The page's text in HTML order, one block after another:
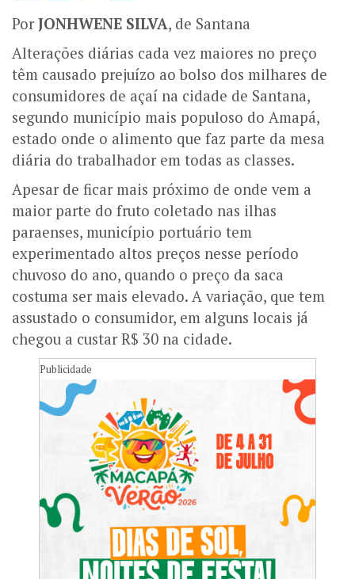
PorJONHWENE SILVA, de Santana
Alterações diárias cada vez maiores no preço
têm causado prejuízo ao bolso dos milhares de
consumidores de açaí na cidade de Santana,
segundo município mais populoso do Amapá,
estado onde o alimento que faz parte da mesa
diária do trabalhador em todas as classes.
Apesar de ficar mais próximo de onde vem a
maior parte do fruto coletado nas ilhas
paraenses, município portuário tem
experimentado altos preços nesse período
chuvoso do ano, quando o preço da saca
costuma ser mais elevado. A variação, que tem
assustado o consumidor, em alguns locais já
chegou a custar R$ 30 na cidade.
Publicidade